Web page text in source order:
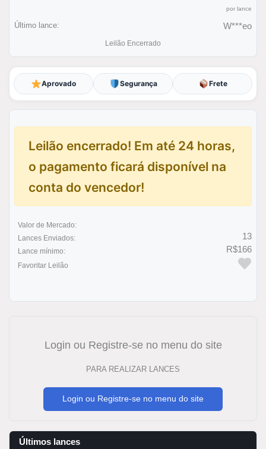
por lance
Último lance: W***eo
Leilão Encerrado
Aprovado Segurança Frete
Leilão encerrado! Em até 24 horas,
o pagamento ficará disponível na
conta do vencedor!
Valor de Mercado:
Lances Enviados:
13
Lance mínimo: R$166
Favoritar Leilão
Login ou Registre-se no menu do site
PARA REALIZAR LANCES
Login ou Registre-se no menu do site
Últimos lances